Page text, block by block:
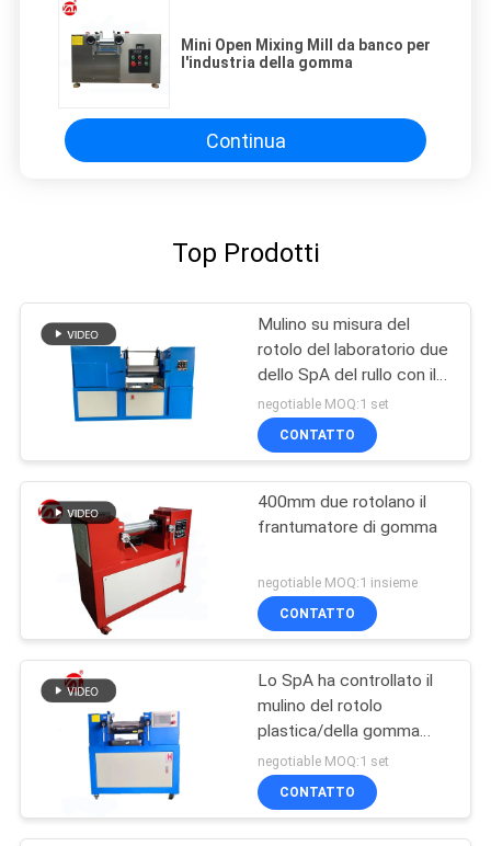
Mini Open Mixing Mill da banco per
l'industria della gomma
Continua
Top Prodotti
Mulino su misura del
rotolo del laboratorio due
dello SpA del rullo con il
dispositivo di protezione
di emergenza
negotiable MOQ:1 set
CONTATTO
400mm due rotolano il
frantumatore di gomma
negotiable MOQ:1 insieme
CONTATTO
Lo SpA ha controllato il
mulino del rotolo
plastica/della gomma
due, frantumatore del
laboratorio
negotiable MOQ:1 set
CONTATTO